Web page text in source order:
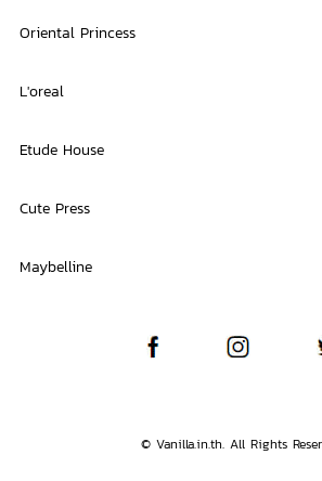
Oriental Princess
L'oreal
Etude House
Cute Press
Maybelline
© Vanilla.in.th. All Rights